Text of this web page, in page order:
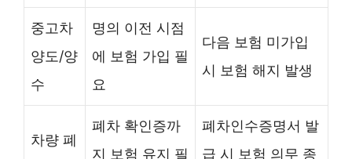
중고차
양도/양
수
명의 이전 시점
에 보험 가입 필
요
다음 보험 미가입
시 보험 해지 발생
차량 폐
폐차 확인증까
지 보험 유지 필
폐차인수증명서 발
급 시 보험 의무 종